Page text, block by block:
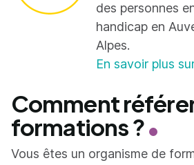
des personnes
handicap en
Alpes.
En savoir plus
Comment
formations ?
Vous êtes un organisme de